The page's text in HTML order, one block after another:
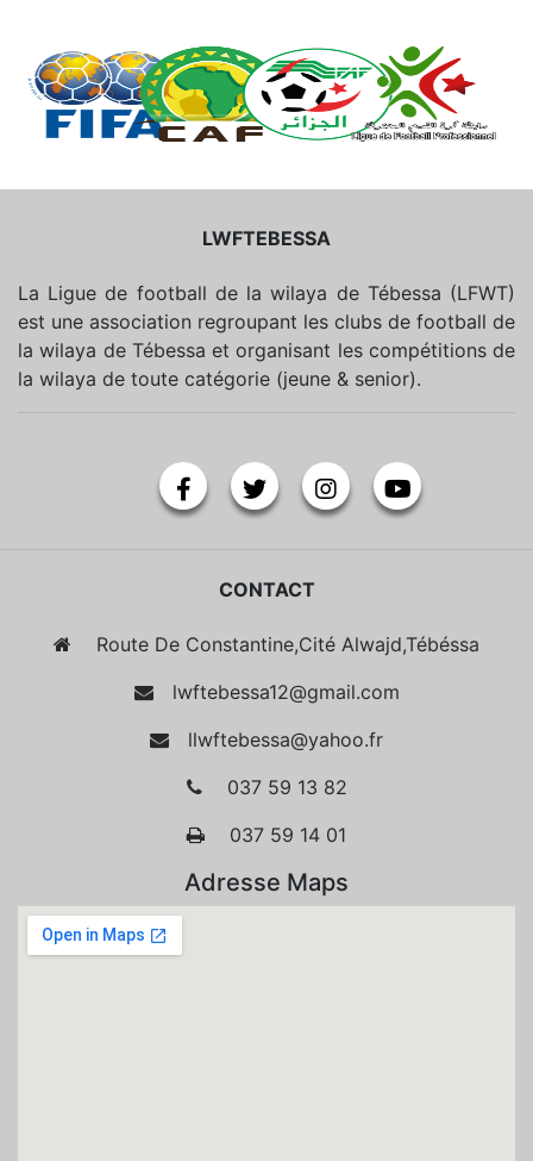
LWFTEBESSA
La Ligue de football de la wilaya de Tébessa (LFWT)
est une association regroupant les clubs de football de
la wilaya de Tébessa et organisant les compétitions de
la wilaya de toute catégorie (jeune & senior).
CONTACT
Route De Constantine,Cité Alwajd,Tébéssa
lwftebessa12@gmail.com
llwftebessa@yahoo.fr
037 59 13 82
037 59 14 01
Adresse Maps